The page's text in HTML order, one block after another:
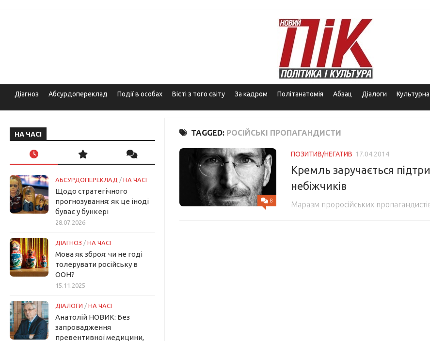
Діагноз Абсурдопереклад Події в особах Вісті з того світу За кадром Політанатомія Абзац Діалоги
TAGGED: РОСІЙСЬКІ ПРОПАГАНДИСТИ
8
ПОЗИТИВ/НЕГАТИВ 17.04.2014
Кремль заручається
небіжчиків
Маразм проросійських
НА ЧАСІ
АБСУРДОПЕРЕКЛАД / НА ЧАСІ
Щодо стратегічного
прогнозування: як це іноді
буває у бункері
28.07.2026
ДІАГНОЗ / НА ЧАСІ
Мова як зброя: чи не годі
толерувати російську в
ООН?
15.11.2025
ДІАЛОГИ / НА ЧАСІ
Анатолій НОВИК: Без
запровадження
превентивної медицини,